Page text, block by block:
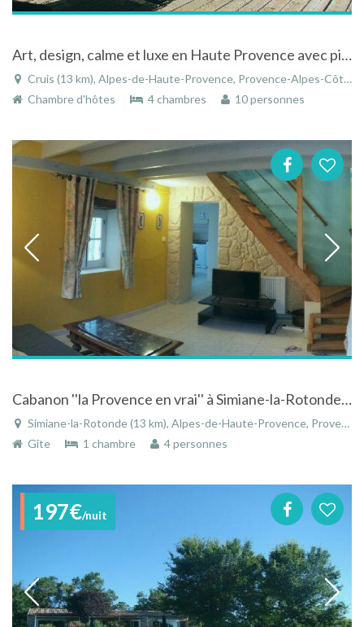
Art, design, calme et luxe en Haute Provence avec piscine à débordement chauffé
Cruis (13 km), Alpes-de-Haute-Provence, Provence-Alpes-Côte d'Azur, France
Chambre d'hôtes
4 chambres 10 personnes
Cabanon ''la Provence en vrai'' à Simiane-la-Rotonde dans les Alpes-de-Haute-Provence
Simiane-la-Rotonde (13 km), Alpes-de-Haute-Provence, Provence-Alpes-Côte d'Azur, France
Gîte
1 chambre 4 personnes
197€/nuit